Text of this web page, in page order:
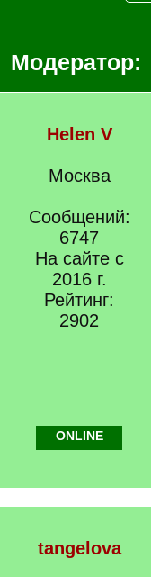
Модератор:
Helen V
Москва
Сообщений:
6747
На сайте с
2016 г.
Рейтинг:
2902
ONLINE
tangelova